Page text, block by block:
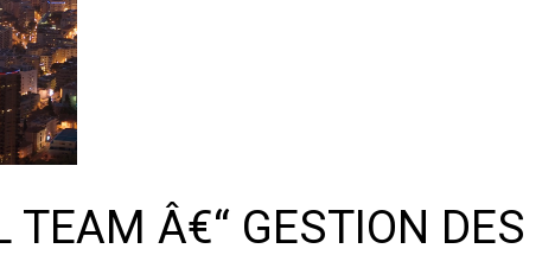
TEAM Â€“ GESTION DES